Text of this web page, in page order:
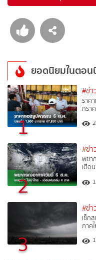
ยอดนิยมในตอน
1
#ข่า
ราค
กรา
2
#ข่า
พยา
เตือ
3
#ข่า
เช็ก
ภาค